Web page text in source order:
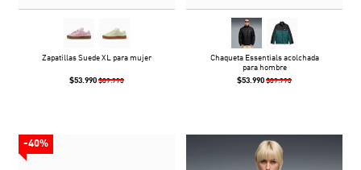
Zapatillas Suede XL para mujer
$53.990 $89.990
Chaqueta Essentials acolchada
para hombre
$53.990 $89.990
-40%